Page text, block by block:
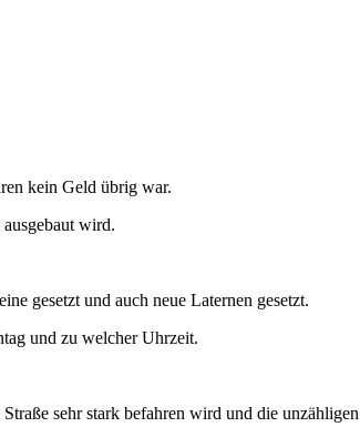
kein Geld übrig war.
wird.
gesetzt und auch neue Laternen gesetzt.
und zu welcher Uhrzeit.
sehr stark befahren wird und die